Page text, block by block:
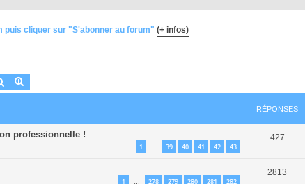
puis cliquer sur "S'abonner au forum" (+ infos)
Rechercher
RÉPONSES
professionnelle !
1 … 39 40 41 42 43
427
1 … 278 279 280 281 282
2813